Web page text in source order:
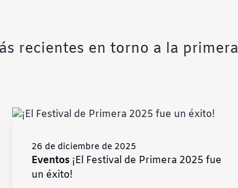
recientes en torno a la primera
26 de diciembre de 2025
Eventos¡El Festival de Primera 2025 fue
un éxito!